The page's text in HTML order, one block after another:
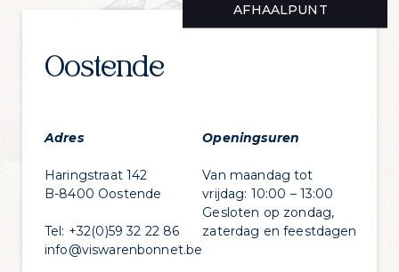
AFHAALPUNT
Oostende
Adres
Haringstraat 142
B-8400 Oostende
Tel: +32(0)59 32 22 86
info@viswarenbonnet.be
Openingsuren
Van maandag tot
vrijdag: 10:00 – 13:00
Gesloten op zondag,
zaterdag en feestdagen